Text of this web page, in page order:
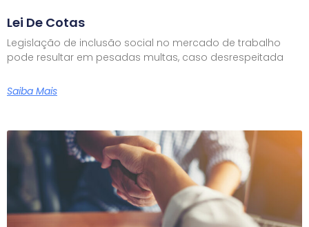
Lei De Cotas
Legislação de inclusão social no mercado de trabalho
pode resultar em pesadas multas, caso desrespeitada
Saiba Mais